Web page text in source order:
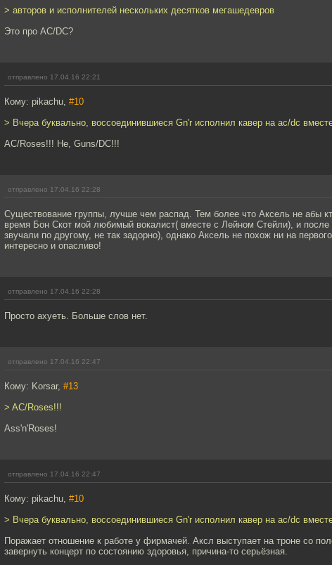
> авторов и исполнителей нескольких десятков мегашедевров
Это про AC/DC?
отправлено 17.04.16 22:21
Кому: pikachu, #10
> Вчера буквально, воссоединившиеся Gn'r исполнил кавер на ac/dc
AC/Roses!!! Не, Guns/DC!!!
отправлено 17.04.16 22:28
Существование группы, лучше чем распад. Тем более что Аксель не абы
время Бон Скот мой любимый вокалист( вместе с Лейном Стейли), и после
звучали по другому, не так задорно), однако Аксель не похож ни на
интересно и опасливо!
отправлено 17.04.16 22:28
Просто ахуеть. Больше слов нет.
отправлено 17.04.16 22:47
Кому: Korsar, #13
> AC/Roses!!!
Ass'n'Roses!
отправлено 17.04.16 22:47
Кому: pikachu, #10
> Вчера буквально, воссоединившиеся Gn'r исполнил кавер на ac/dc
Поражает отношение к работе у фирмачей. Аксл выступает на троне со
завернуть концерт по состоянию здоровья, причина-то серьёзная.